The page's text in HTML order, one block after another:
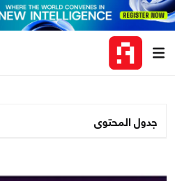
جدول المحتوى